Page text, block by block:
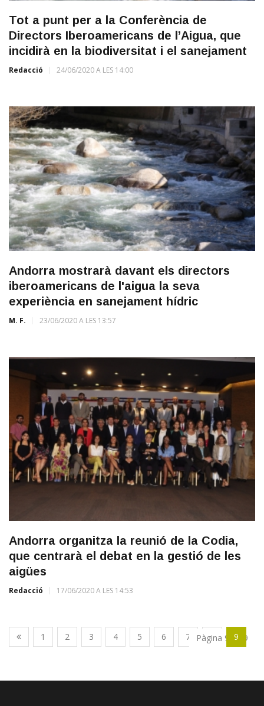
Tot a punt per a la Conferència de
Directors Iberoamericans de l’Aigua, que
incidirà en la biodiversitat i el sanejament
Redacció 24/06/2020 A LES 14:00
Andorra mostrarà davant els directors
iberoamericans de l'aigua la seva
experiència en sanejament hídric
M. F. 23/06/2020 A LES 13:57
Andorra organitza la reunió de la Codia,
que centrarà el debat en la gestió de les
aigües
Redacció 17/06/2020 A LES 14:53
1 2 3 4 5 6 7 8 9
Pàgina 9 de 9